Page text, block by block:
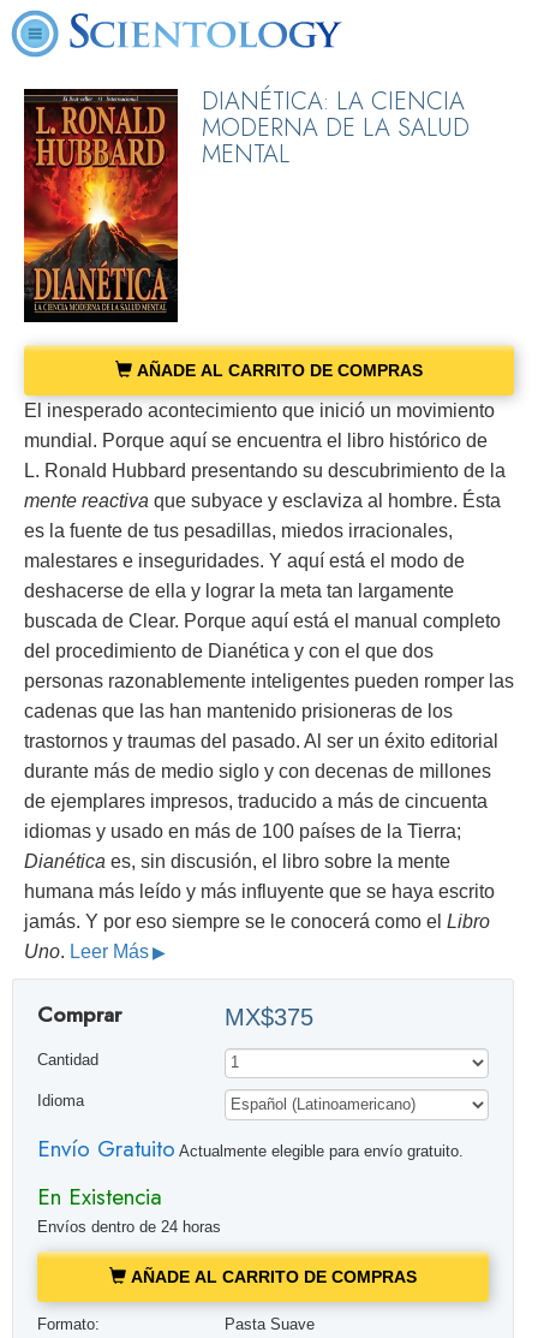
DIANÉTICA: LA CIENCIA
MODERNA DE LA SALUD
MENTAL
AÑADE AL CARRITO DE COMPRAS
El inesperado acontecimiento que inició un movimiento
mundial. Porque aquí se encuentra el libro histórico de
L. Ronald Hubbard presentando su descubrimiento de la
mente reactiva que subyace y esclaviza al hombre. Ésta
es la fuente de tus pesadillas, miedos irracionales,
malestares e inseguridades. Y aquí está el modo de
deshacerse de ella y lograr la meta tan largamente
buscada de Clear. Porque aquí está el manual completo
del procedimiento de Dianética y con el que dos
personas razonablemente inteligentes pueden romper las
cadenas que las han mantenido prisioneras de los
trastornos y traumas del pasado. Al ser un éxito editorial
durante más de medio siglo y con decenas de millones
de ejemplares impresos, traducido a más de cincuenta
idiomas y usado en más de 100 países de la Tierra;
Dianética es, sin discusión, el libro sobre la mente
humana más leído y más influyente que se haya escrito
jamás. Y por eso siempre se le conocerá como el Libro
Uno. Leer Más
Comprar MX$375
Cantidad
Idioma
Envío Gratuito Actualmente elegible para envío gratuito.
En Existencia
Envíos dentro de 24 horas
AÑADE AL CARRITO DE COMPRAS
Formato:
Pasta Suave